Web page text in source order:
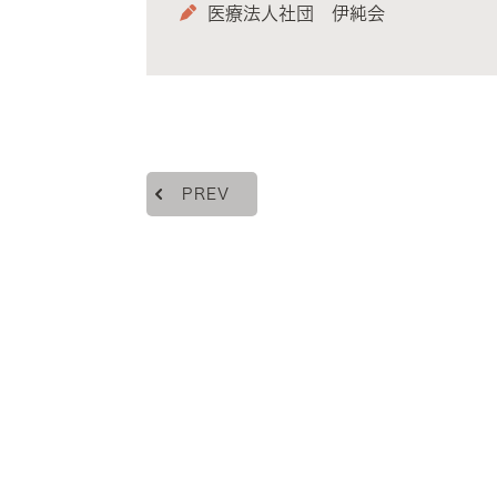
医療法人社団 伊純会
PREV